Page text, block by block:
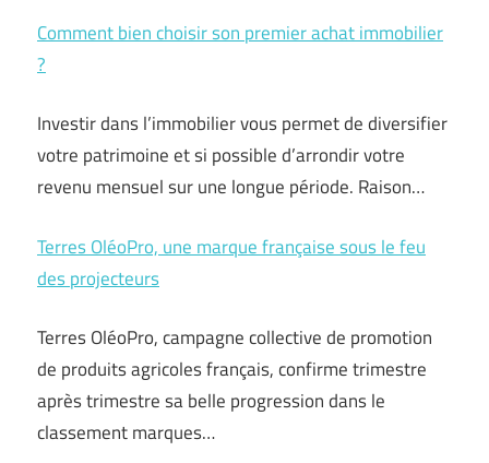
Comment bien choisir son premier achat immobilier
?
Investir dans l’immobilier vous permet de diversifier
votre patrimoine et si possible d’arrondir votre
revenu mensuel sur une longue période. Raison…
Terres OléoPro, une marque française sous le feu
des projecteurs
Terres OléoPro, campagne collective de promotion
de produits agricoles français, confirme trimestre
après trimestre sa belle progression dans le
classement marques…